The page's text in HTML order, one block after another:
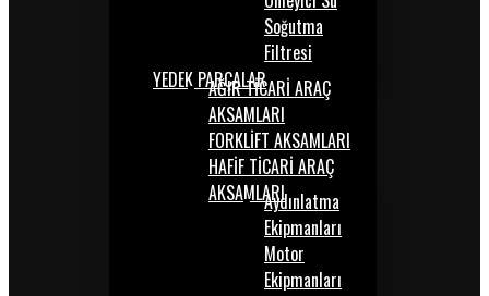
Soğutma
Filtresi
YEDEK PARÇALARAĞIR TİCARİ ARAÇ
AKSAMLARI
FORKLİFT AKSAMLARI
HAFİF TİCARİ ARAÇ
AKSAMLARIAydınlatma
Ekipmanları
Motor
Ekipmanları